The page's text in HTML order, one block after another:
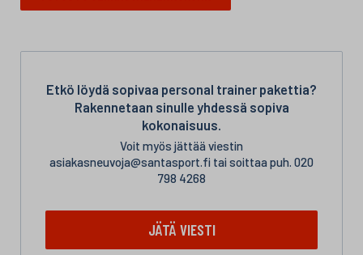
Etkö löydä sopivaa personal trainer pakettia?
Rakennetaan sinulle yhdessä sopiva
kokonaisuus.
Voit myös jättää viestin
asiakasneuvoja@santasport.fi tai soittaa puh. 020
798 4268
JÄTÄ VIESTI